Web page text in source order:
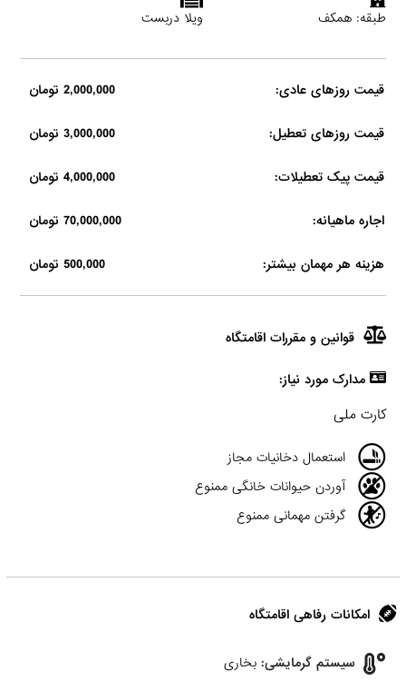
طبقه: همکف ویلا دربست
قیمت روزهای عادی: 2,000,000 تومان
قیمت روزهای تعطیل: 3,000,000 تومان
قیمت پیک تعطیلات: 4,000,000 تومان
اجاره ماهیانه: 70,000,000 تومان
هزینه هر مهمان بیشتر: 500,000 تومان
قوانین و مقررات اقامتگاه
مدارک مورد نیاز:
کارت ملی
استعمال دخانیات مجاز
آوردن حیوانات خانگی ممنوع
گرفتن مهمانی ممنوع
امکانات رفاهی اقامتگاه
سیستم گرمایشی: بخاری